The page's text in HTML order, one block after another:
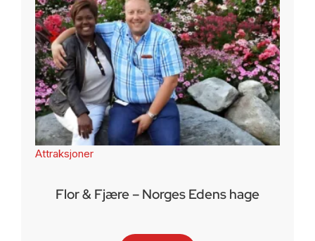
Attraksjoner
Flor & Fjære – Norges Edens hage